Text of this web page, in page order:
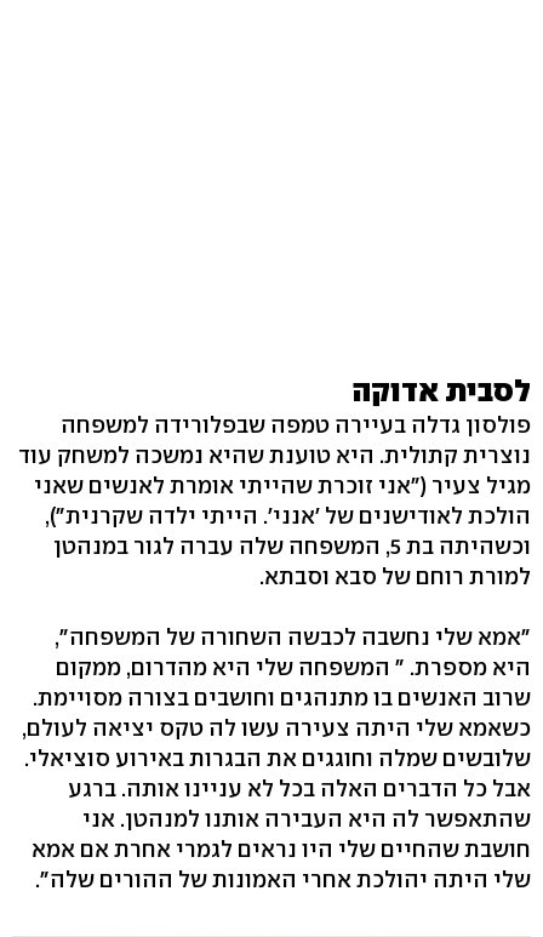
לסבית אדוקה
פולסון גדלה בעיירה טמפה שבפלורידה למשפחה
נוצרית קתולית. היא טוענת שהיא נמשכה למשחק עוד
מגיל צעיר ("אני זוכרת שהייתי אומרת לאנשים שאני
הולכת לאודישנים של 'אנני'. הייתי ילדה שקרנית"),
וכשהיתה בת 5, המשפחה שלה עברה לגור במנהטן
למורת רוחם של סבא וסבתא.
"אמא שלי נחשבה לכבשה השחורה של המשפחה",
היא מספרת. " המשפחה שלי היא מהדרום, ממקום
שרוב האנשים בו מתנהגים וחושבים בצורה מסויימת.
כשאמא שלי היתה צעירה עשו לה טקס יציאה לעולם,
שלובשים שמלה וחוגגים את הבגרות באירוע סוציאלי.
אבל כל הדברים האלה בכל לא עניינו אותה. ברגע
שהתאפשר לה היא העבירה אותנו למנהטן. אני
חושבת שהחיים שלי היו נראים לגמרי אחרת אם אמא
שלי היתה יהולכת אחרי האמונות של ההורים שלה".